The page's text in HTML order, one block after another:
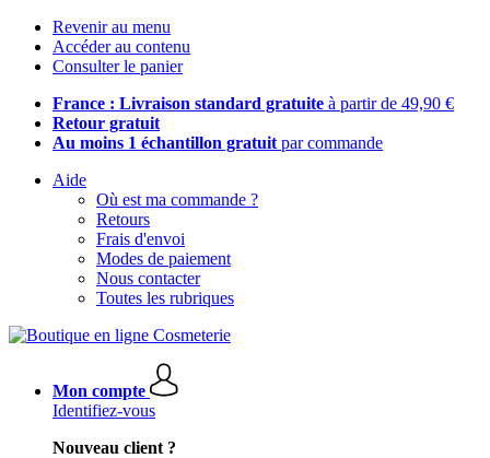
Revenir au menu
Accéder au contenu
Consulter le panier
France : Livraison standard gratuite à partir de 49,90 €
Retour gratuit
Au moins 1 échantillon gratuit par commande
Aide
Où est ma commande ?
Retours
Frais d'envoi
Modes de paiement
Nous contacter
Toutes les rubriques
Mon compte
Identifiez-vous
Nouveau client ?